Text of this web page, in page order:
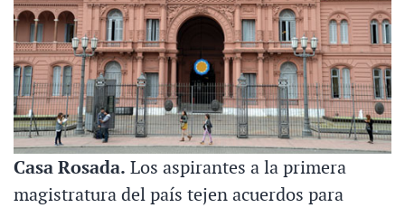
Casa Rosada. Los aspirantes a la primera
magistratura del país tejen acuerdos para